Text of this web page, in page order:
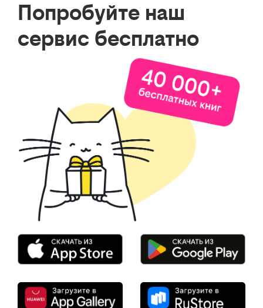
Попробуйте наш
сервис бесплатно